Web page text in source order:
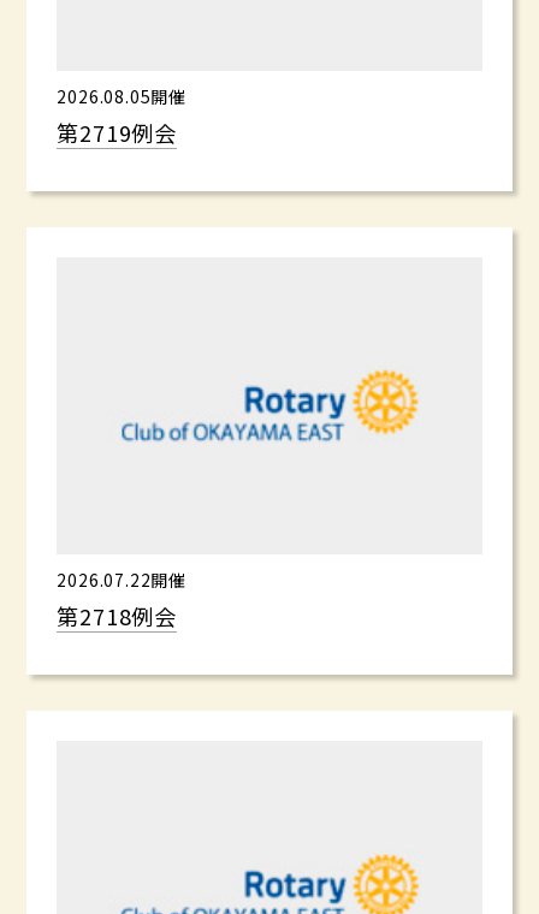
2026.08.05開催
第2719例会
2026.07.22開催
第2718例会